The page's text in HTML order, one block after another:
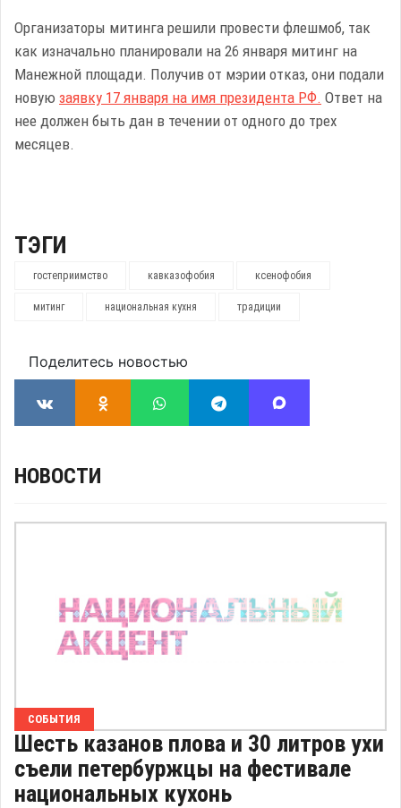
Организаторы митинга решили провести флешмоб, так
как изначально планировали на 26 января митинг на
Манежной площади. Получив от мэрии отказ, они подали
новую заявку 17 января на имя президента РФ. Ответ на
нее должен быть дан в течении от одного до трех
месяцев.
ТЭГИ
гостеприимство кавказофобия ксенофобия
митинг национальная кухня традиции
Поделитесь новостью
НОВОСТИ
СОБЫТИЯ
Шесть казанов плова и 30 литров ухи
съели петербуржцы на фестивале
национальных кухонь